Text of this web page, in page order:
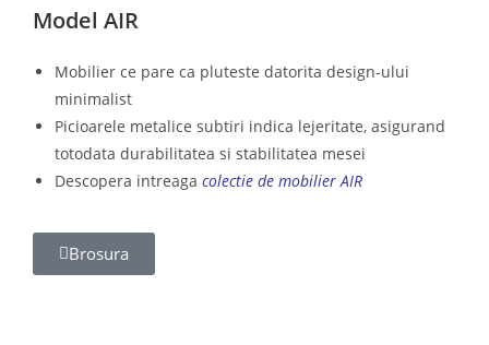
Model AIR
Mobilier ce pare ca pluteste datorita design-ului
minimalist
Picioarele metalice subtiri indica lejeritate, asigurand
totodata durabilitatea si stabilitatea mesei
Descopera intreaga colectie de mobilier AIR
Brosura